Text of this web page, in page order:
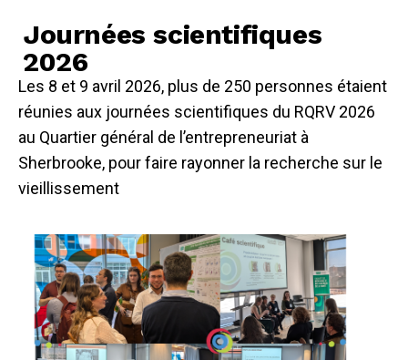
Journées scientifiques
2026
Les 8 et 9 avril 2026, plus de 250 personnes étaient
réunies aux journées scientifiques du RQRV 2026
au Quartier général de l’entrepreneuriat à
Sherbrooke, pour faire rayonner la recherche sur le
vieillissement